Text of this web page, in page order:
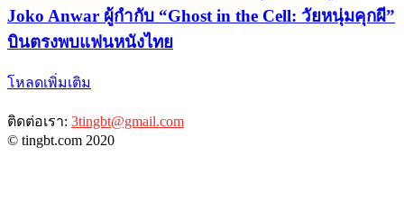
Joko Anwar ผู้กำกับ “Ghost in the Cell: วัยหนุ่มคุกผี”
บินตรงพบแฟนหนังไทย
โหลดเพิ่มเติม
ติดต่อเรา: 3tingbt@gmail.com
© tingbt.com 2020